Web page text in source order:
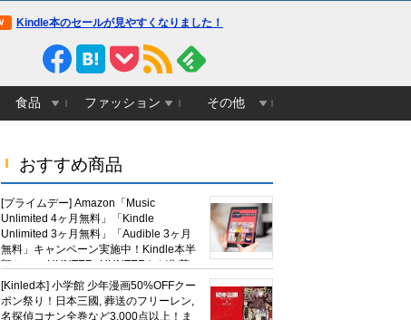
Kindle本のセールが見やすくなりました！
食品 ファッション その他
おすすめ商品
[プライムデー] Amazon「Music
Unlimited 4ヶ月無料」「Kindle
Unlimited 3ヶ月無料」「Audible 3ヶ月
無料」キャンペーン実施中！Kindle本半
額セール HUNTER×HUNTERなど集英
社、無職転生,幼女戦記など
KADOKAWA、キャプテン翼100円セー
ルも！
[Kinled本] 小学館 少年漫画50%OFFクー
ポン祭り！日本三國, 葬送のフリーレン,
名探偵コナン全巻など3,000点以上！ま